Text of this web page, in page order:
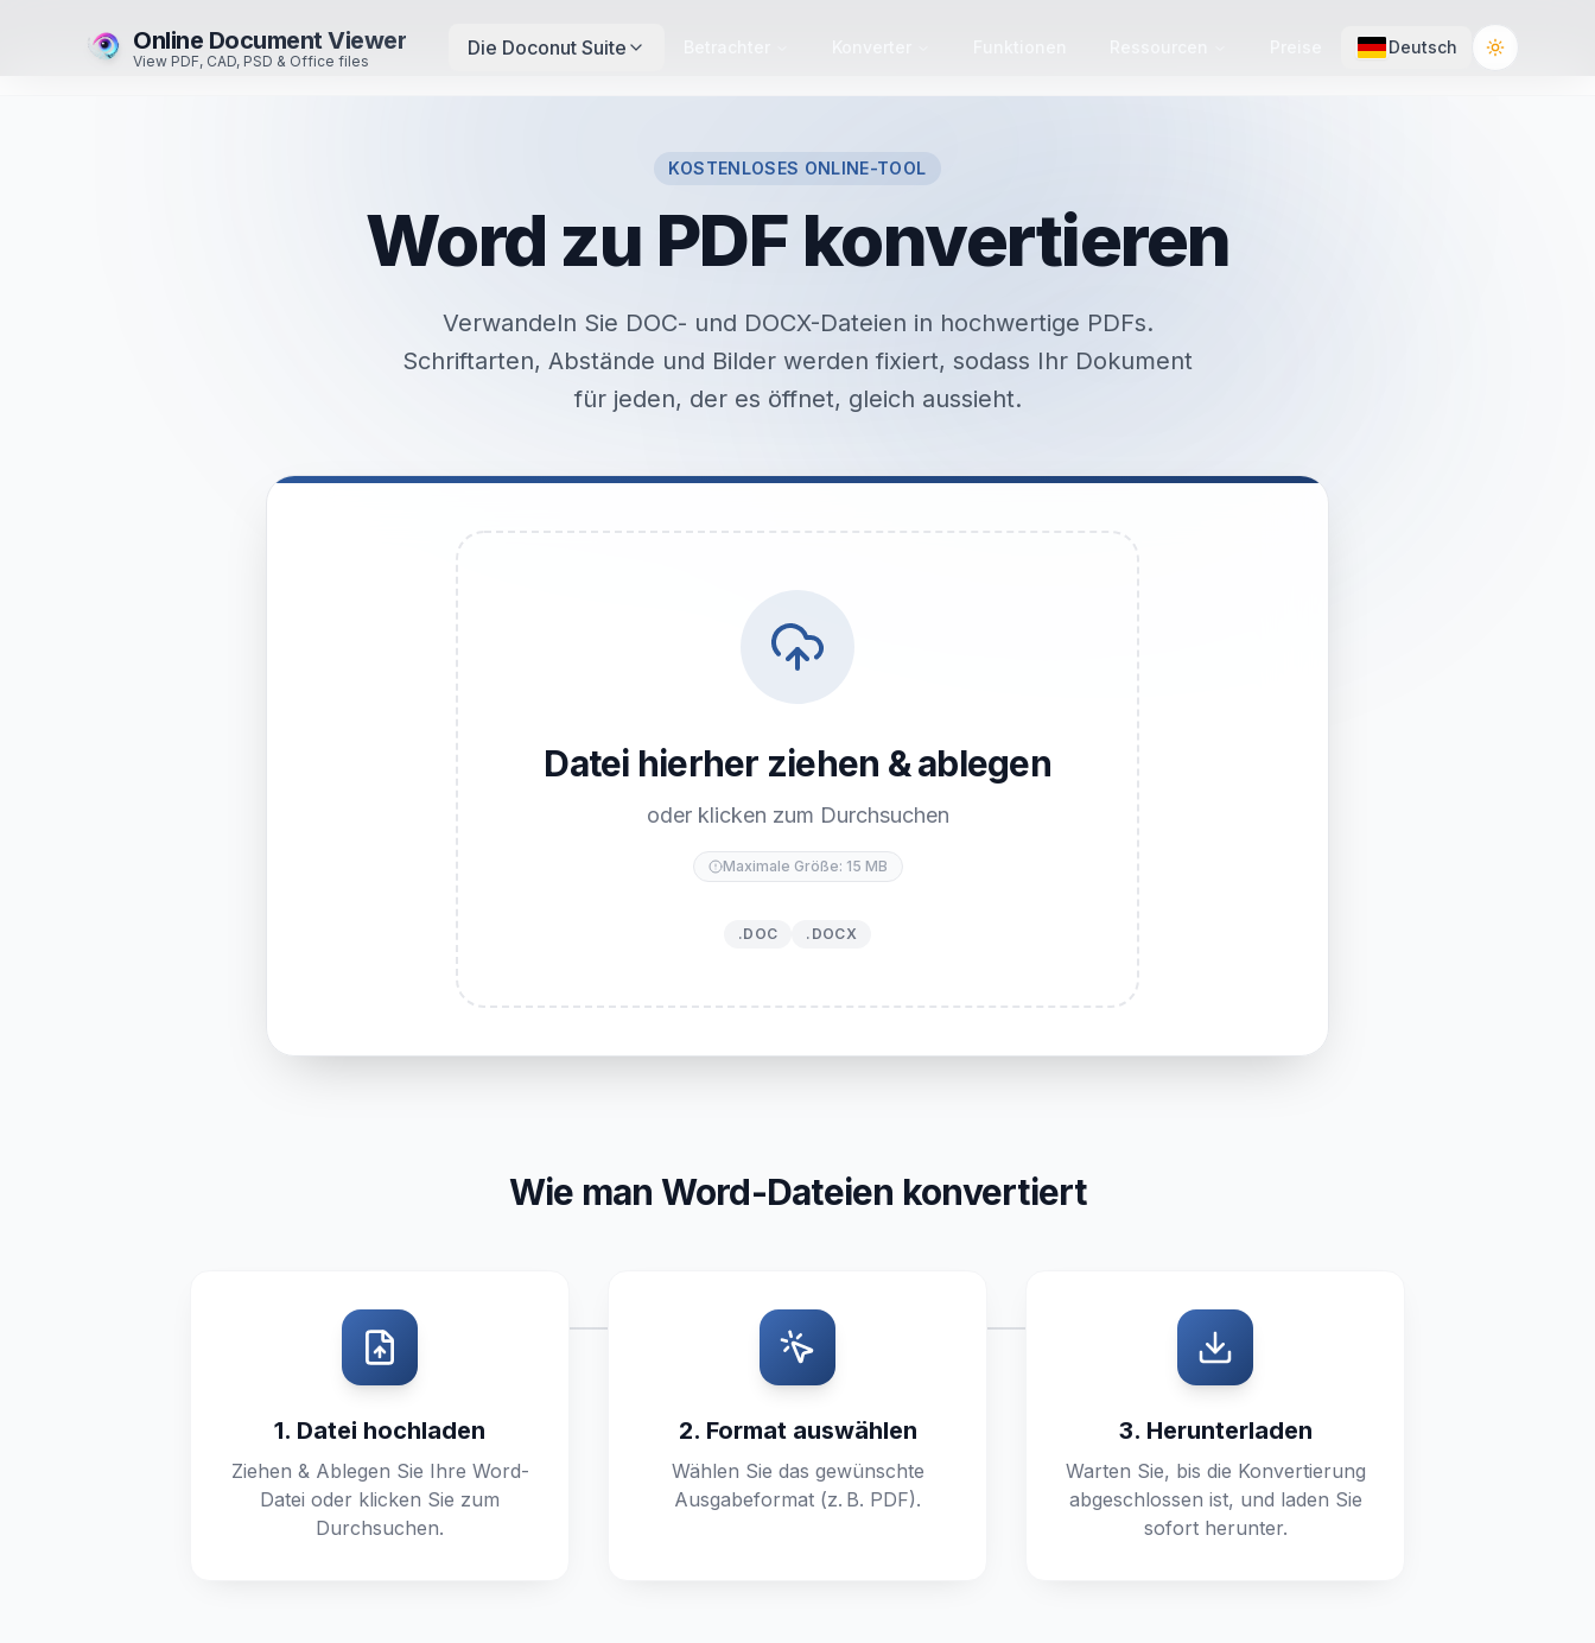
Online Document Viewer
View PDF, CAD, PSD & Office files
Die Doconut Suite Deutsch Toggle
KOSTENLOSES ONLINE-TOOL
Word zu PDF konvertieren
Verwandeln Sie DOC- und DOCX-Dateien in hochwertige PDFs.
Schriftarten, Abstände und Bilder werden fixiert, sodass Ihr Dokument
für jeden, der es öffnet, gleich aussieht.
Datei hierher ziehen & ablegen
oder klicken zum Durchsuchen
Maximale Größe: 15 MB
.DOC .DOCX
Wie man Word-Dateien konvertiert
1. Datei hochladen
Ziehen & Ablegen Sie Ihre Word-
Datei oder klicken Sie zum
Durchsuchen.
2. Format auswählen
Wählen Sie das gewünschte
Ausgabeformat (z. B. PDF).
3. Herunterladen
Warten Sie, bis die Konvertierung
abgeschlossen ist, und laden Sie
sofort herunter.